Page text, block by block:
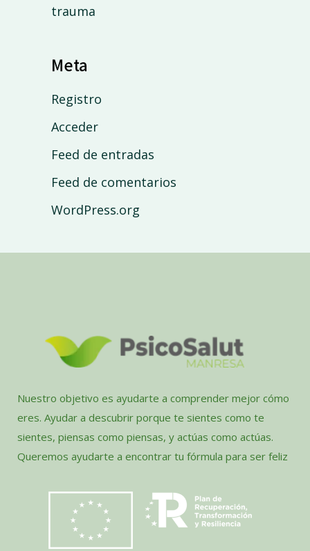
trauma
Meta
Registro
Acceder
Feed de entradas
Feed de comentarios
WordPress.org
Nuestro objetivo es ayudarte a comprender mejor cómo
eres. Ayudar a descubrir porque te sientes como te
sientes, piensas como piensas, y actúas como actúas.
Queremos ayudarte a encontrar tu fórmula para ser feliz